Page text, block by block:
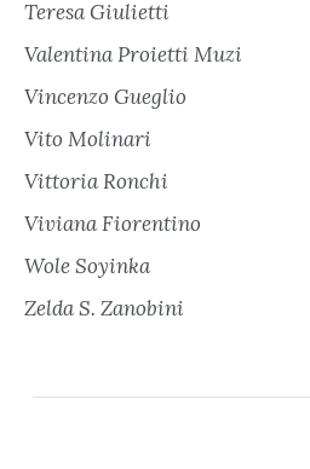
Teresa Giulietti
Valentina Proietti Muzi
Vincenzo Gueglio
Vito Molinari
Vittoria Ronchi
Viviana Fiorentino
Wole Soyinka
Zelda S. Zanobini